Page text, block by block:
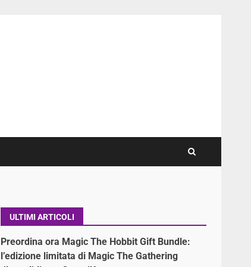
ULTIMI ARTICOLI
Preordina ora Magic The Hobbit Gift Bundle:
l’edizione limitata di Magic The Gathering